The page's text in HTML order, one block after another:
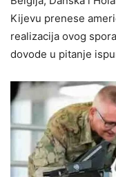
Kijevu prenese
realizacija ovog
dovode u pitanje